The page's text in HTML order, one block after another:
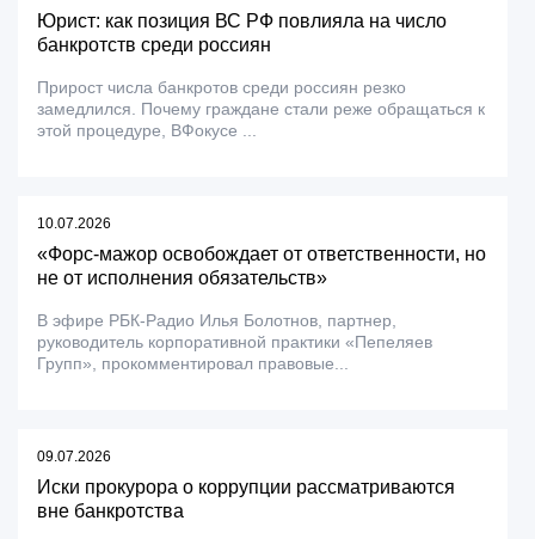
Юрист: как позиция ВС РФ повлияла на число
банкротств среди россиян
Прирост числа банкротов среди россиян резко
замедлился. Почему граждане стали реже обращаться к
этой процедуре, ВФокусе ...
10.07.2026
«Форс-мажор освобождает от ответственности, но
не от исполнения обязательств»
В эфире РБК-Радио Илья Болотнов, партнер,
руководитель корпоративной практики «Пепеляев
Групп», прокомментировал правовые...
09.07.2026
Иски прокурора о коррупции рассматриваются
вне банкротства